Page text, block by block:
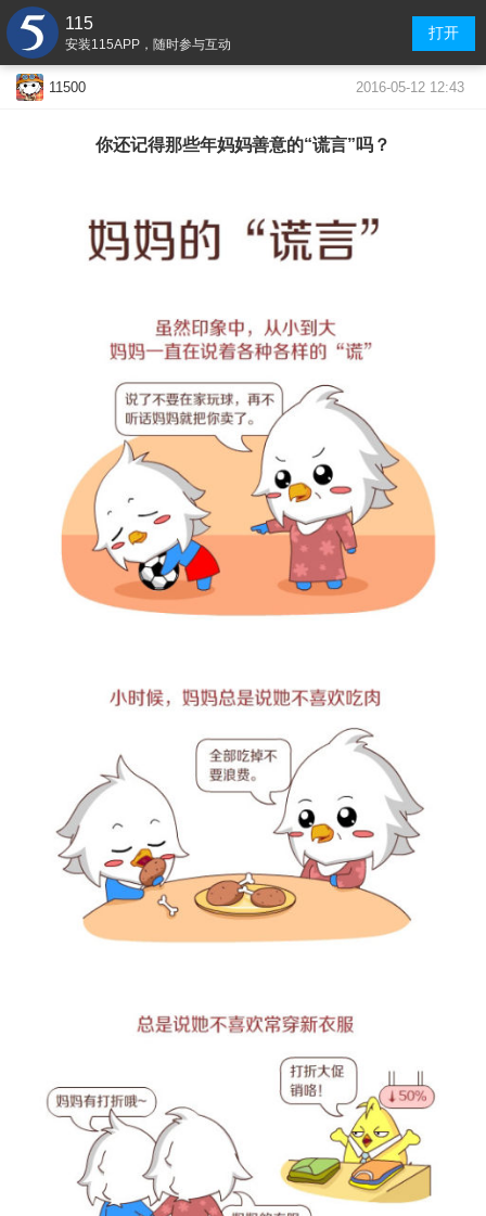
115
安装115APP，随时参与互动
打开
11500 2016-05-12 12:43
你还记得那些年妈妈善意的“谎言”吗？